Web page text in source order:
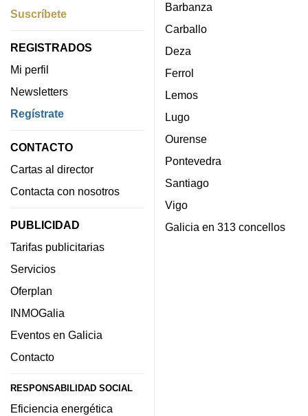
Suscríbete
REGISTRADOS
Mi perfil
Newsletters
Regístrate
CONTACTO
Cartas al director
Contacta con nosotros
PUBLICIDAD
Tarifas publicitarias
Servicios
Oferplan
INMOGalia
Eventos en Galicia
Contacto
RESPONSABILIDAD SOCIAL
Eficiencia energética
Barbanza
Carballo
Deza
Ferrol
Lemos
Lugo
Ourense
Pontevedra
Santiago
Vigo
Galicia en 313 concellos